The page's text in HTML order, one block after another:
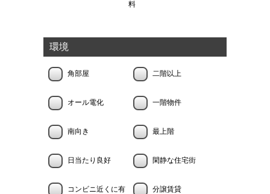
料
環境
角部屋 二階以上
オール電化 一階物件
南向き 最上階
日当たり良好 閑静な住宅街
コンビニ近くに有 分譲賃貸